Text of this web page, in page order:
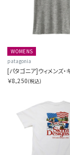
WOMENS
patagonia
￥8,250(税込)